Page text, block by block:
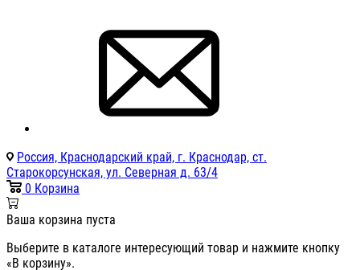
Россия, Краснодарский край, г. Краснодар, ст.
Старокорсунская, ул. Северная д. 63/4
0 Корзина
Ваша корзина пуста
Выберите в каталоге интересующий товар и нажмите кнопку
«В корзину».